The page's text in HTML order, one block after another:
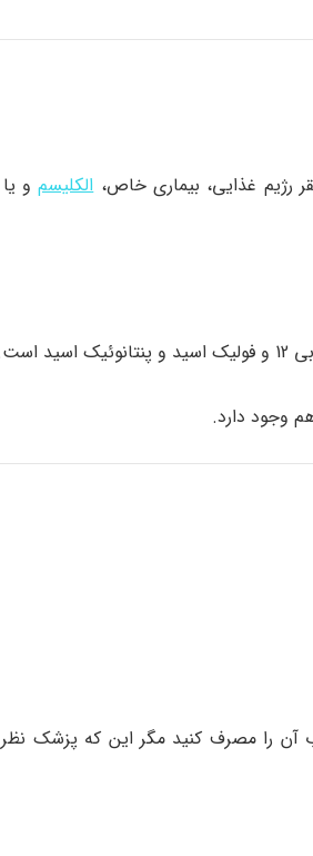
رژیم غذایی، بیماری خاص،الکلیسمو
است.
وجود دارد.
آن را مصرف کنید مگر این که پزشک